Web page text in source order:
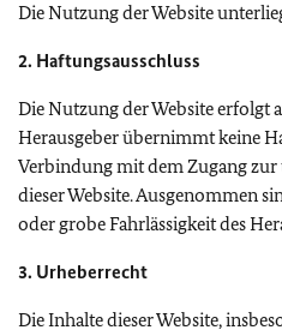
Die Nutzung der Website
2. Haftungsausschluss
Die Nutzung der Website erfolgt
Herausgeber übernimmt keine
Verbindung mit dem Zugang
dieser Website. Ausgenommen
oder grobe Fahrlässigkeit des
3. Urheberrecht
Die Inhalte dieser Website,